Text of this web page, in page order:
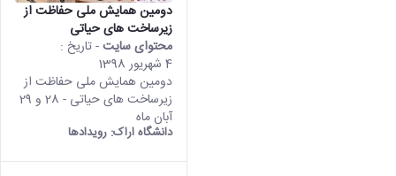
دومین همایش ملی حفاظت از
زیرساخت های حیاتی
محتوای سایت- تاریخ :
4 شهریور 1398
دومین همایش ملی حفاظت از
زیرساخت های حیاتی - 28 و 29
آبان ماه
دانشگاه اراک: رویدادها